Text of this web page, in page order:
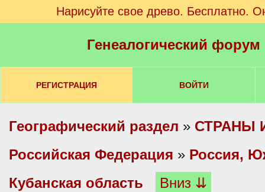
Нарисуйте свое древо. Бесплатно.
Генеалогический
РЕГИСТРАЦИЯ ВОЙТИ
Географический раздел » СТРАНЫ
Российская Федерация » Россия,
Кубанская область
Вниз ⇊